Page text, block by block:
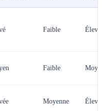
Faible
Faible
Moyenne